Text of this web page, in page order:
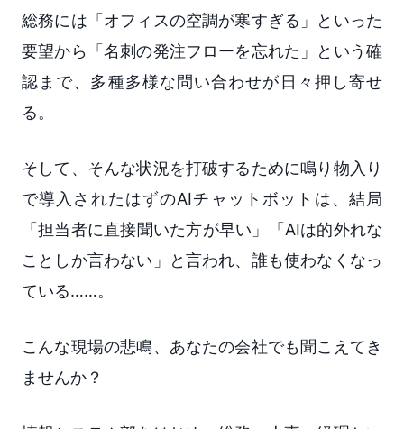
総務には「オフィスの空調が寒すぎる」といった
要望から「名刺の発注フローを忘れた」という確
認まで、多種多様な問い合わせが日々押し寄せ
る。
そして、そんな状況を打破するために鳴り物入り
で導入されたはずのAIチャットボットは、結局
「担当者に直接聞いた方が早い」「AIは的外れな
ことしか言わない」と言われ、誰も使わなくなっ
ている……。
こんな現場の悲鳴、あなたの会社でも聞こえてき
ませんか？